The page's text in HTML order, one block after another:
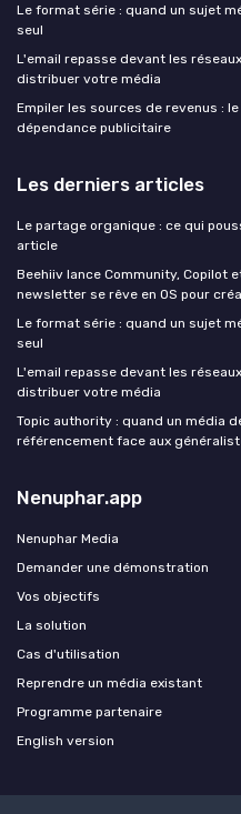
Le format série : quand un sujet
seul
L'email repasse devant les
distribuer votre média
Empiler les sources de revenus :
dépendance publicitaire
Les derniers articles
Le partage organique : ce qui
article
Beehiiv lance Community, Copilot
newsletter se rêve en OS pour
Le format série : quand un sujet
seul
L'email repasse devant les
distribuer votre média
Topic authority : quand un média
référencement face aux
Nenuphar.app
Nenuphar Media
Demander une démonstration
Vos objectifs
La solution
Cas d'utilisation
Reprendre un média existant
Programme partenaire
English version